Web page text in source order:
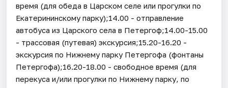
время (для обеда в Царском селе или прогулки по
Екатерининскому парку);14.00 - отправление
автобуса из Царского села в Петергоф;14.00-15.00
- трассовая (путевая) экскурсия;15.20-16.20 -
экскурсия по Нижнему парку Петергофа (фонтаны
Петергофа);16.20-18.00 - свободное время (для
перекуса и/или прогулки по Нижнему парку, по